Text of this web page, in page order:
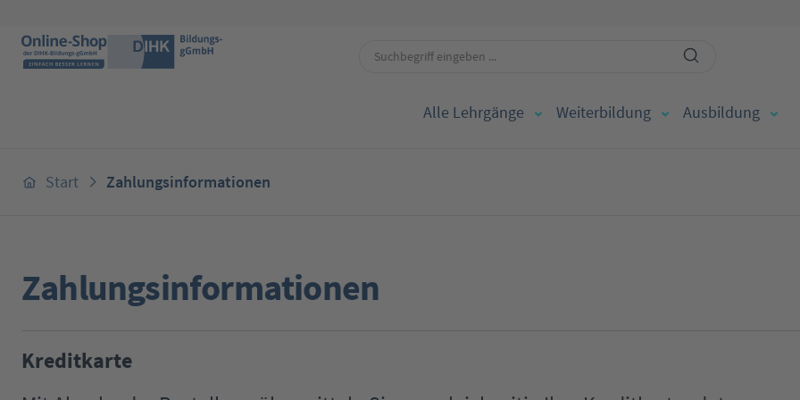
Alle Lehrgänge Weiterbildung Ausbildung
Start Zahlungsinformationen
Zahlungsinformationen
Kreditkarte